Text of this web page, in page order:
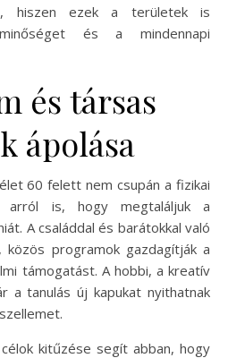
hiszen ezek a területek is
és a mindennapi
és társas
ápolása
60 felett nem csupán a fizikai
arról is, hogy megtaláljuk a
A családdal és barátokkal való
közös programok gazdagítják a
támogatást. A hobbi, a kreatív
a tanulás új kapukat nyithatnak
kitűzése segít abban, hogy